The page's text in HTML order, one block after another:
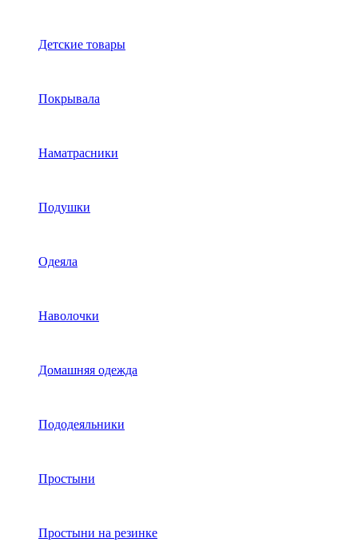
Детские товары
Покрывала
Наматрасники
Подушки
Одеяла
Наволочки
Домашняя одежда
Пододеяльники
Простыни
Простыни на резинке